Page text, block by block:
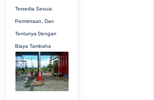
Tersedia Sesuai
Permintaan, Dan
Tentunya Dengan
Biaya Tambaha